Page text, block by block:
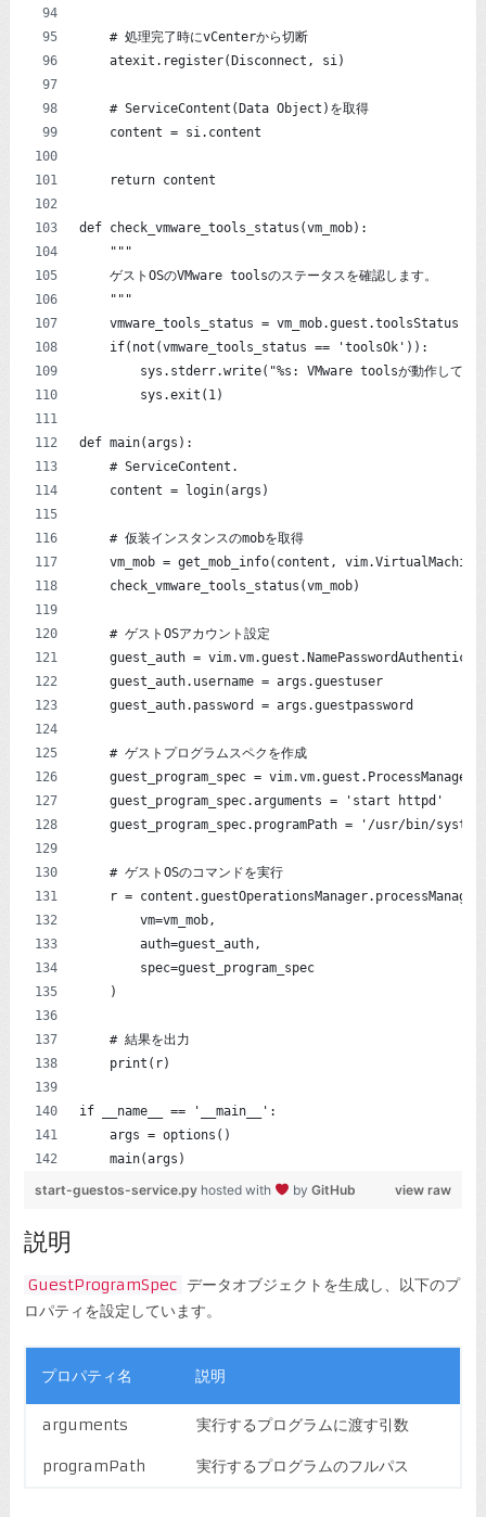
    # 処理完了時にvCenterから切断
    atexit.register(Disconnect, si)
    # ServiceContent(Data Object)を取得
    content = si.content
    return content
def check_vmware_tools_status(vm_mob):
    """
    ゲストOSのVMware toolsのステータスを確認します。
    """
    vmware_tools_status = vm_mob.guest.toolsStatus
    if(not(vmware_tools_status == 'toolsOk')):
sys.stderr.write("%s: VMware toolsが動作してい
        sys.exit(1)
def main(args):
    # ServiceContent.
    content = login(args)
    # 仮装インスタンスのmobを取得
vm_mob = get_mob_info(content,
    check_vmware_tools_status(vm_mob)
    # ゲストOSアカウント設定
guest_auth =
    guest_auth.username = args.guestuser
    guest_auth.password = args.guestpassword
    # ゲストプログラムスペクを作成
guest_program_spec =
    guest_program_spec.arguments = 'start httpd'
guest_program_spec.programPath = '/usr/bin/
    # ゲストOSのコマンドを実行
r =
        vm=vm_mob,
        auth=guest_auth,
        spec=guest_program_spec
    )
    # 結果を出力
    print(r)
if __name__ == '__main__':
    args = options()
    main(args)
view raw
start-guestos-service.py hosted with by GitHub
説明
GuestProgramSpec データオブジェクトを生成し、以下のプ
ロパティを設定しています。
プロパティ名 説明
arguments 実行するプログラムに渡す引数
programPath 実行するプログラムのフルパス